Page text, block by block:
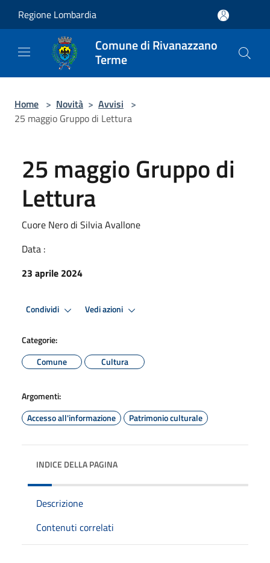
Regione Lombardia
Comune di Rivanazzano
Terme
Home > Novità > Avvisi >
25 maggio Gruppo di Lettura
25 maggio Gruppo di
Lettura
Cuore Nero di Silvia Avallone
Data :
23 aprile 2024
Condividi Vedi azioni
Categorie:
Comune
Cultura
Argomenti:
Accesso all'informazione
Patrimonio culturale
INDICE DELLA PAGINA
Descrizione
Contenuti correlati